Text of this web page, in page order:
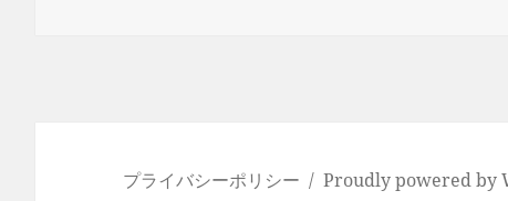
プライバシーポリシー Proudly powered by